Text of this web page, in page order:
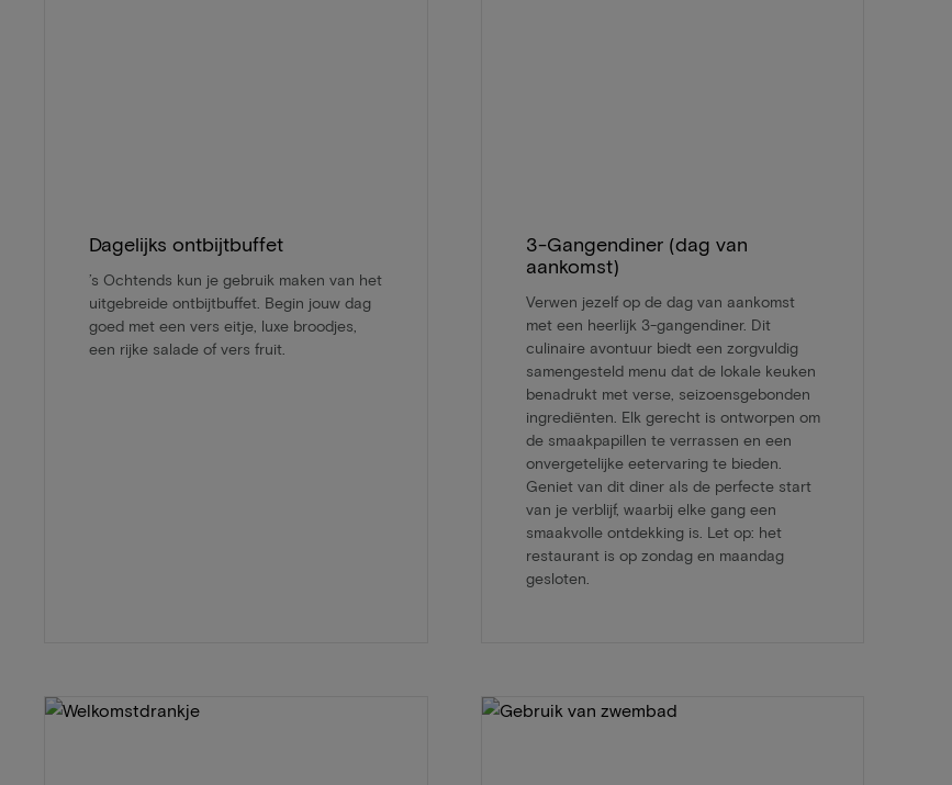
Dagelijks ontbijtbuffet
’s Ochtends kun je gebruik maken van het
uitgebreide ontbijtbuffet. Begin jouw dag
goed met een vers eitje, luxe broodjes,
een rijke salade of vers fruit.
3-Gangendiner (dag van
aankomst)
Verwen jezelf op de dag van aankomst
met een heerlijk 3-gangendiner. Dit
culinaire avontuur biedt een zorgvuldig
samengesteld menu dat de lokale keuken
benadrukt met verse, seizoensgebonden
ingrediënten. Elk gerecht is ontworpen om
de smaakpapillen te verrassen en een
onvergetelijke eetervaring te bieden.
Geniet van dit diner als de perfecte start
van je verblijf, waarbij elke gang een
smaakvolle ontdekking is. Let op: het
restaurant is op zondag en maandag
gesloten.